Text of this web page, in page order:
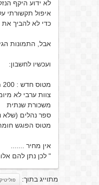
לא ידוע היקף
איפול תקשורתי
כדי לא להביך
אבל, התמונות
ועכשיו לחשבון:
מטוס חדש : 200 מיליון דולר
משכורת שנתית
ספר נהלים (שלא
מטוס הפוגש
אין מחיר .......
" לכן נתן להם
מתוייג בתוך: